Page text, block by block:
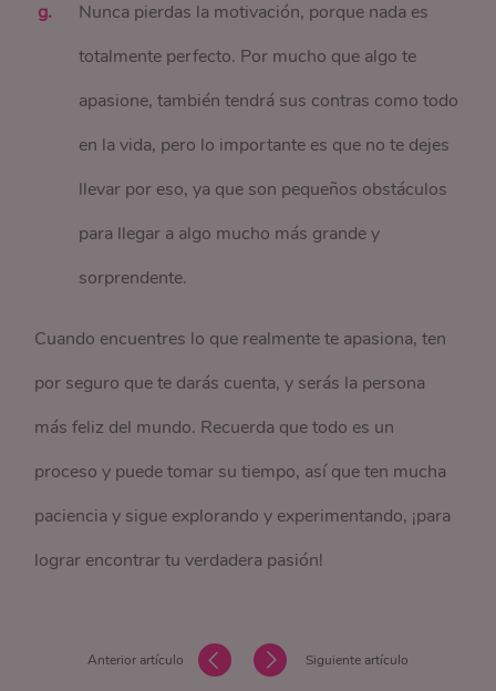
Nunca pierdas la motivación, porque nada es
totalmente perfecto. Por mucho que algo te
apasione, también tendrá sus contras como todo
en la vida, pero lo importante es que no te dejes
llevar por eso, ya que son pequeños obstáculos
para llegar a algo mucho más grande y
sorprendente.
Cuando encuentres lo que realmente te apasiona, ten
por seguro que te darás cuenta, y serás la persona
más feliz del mundo. Recuerda que todo es un
proceso y puede tomar su tiempo, así que ten mucha
paciencia y sigue explorando y experimentando, ¡para
lograr encontrar tu verdadera pasión!
Anterior artículo Siguiente artículo